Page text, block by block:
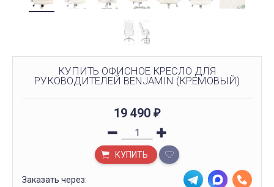
КУПИТЬ ОФИСНОЕ КРЕСЛО ДЛЯ
РУКОВОДИТЕЛЕЙ BENJAMIN (КРЕМОВЫЙ)
19 490 ₽
КУПИТЬ
Заказать через: